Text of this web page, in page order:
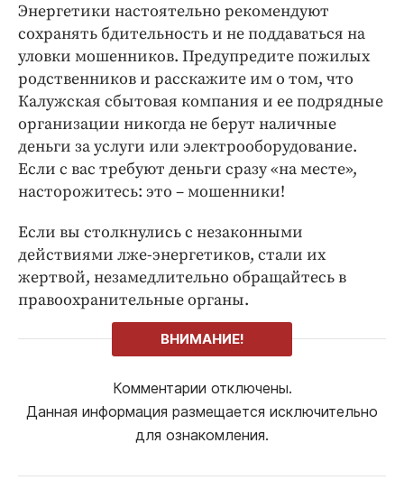
Энергетики настоятельно рекомендуют
сохранять бдительность и не поддаваться на
уловки мошенников. Предупредите пожилых
родственников и расскажите им о том, что
Калужская сбытовая компания и ее подрядные
организации никогда не берут наличные
деньги за услуги или электрооборудование.
Если с вас требуют деньги сразу «на месте»,
насторожитесь: это – мошенники!
Если вы столкнулись с незаконными
действиями лже-энергетиков, стали их
жертвой, незамедлительно обращайтесь в
правоохранительные органы.
ВНИМАНИЕ!
Комментарии отключены.
Данная информация размещается исключительно
для ознакомления.